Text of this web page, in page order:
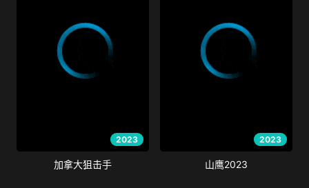
2023
加拿大狙击手
2023
山鹰2023